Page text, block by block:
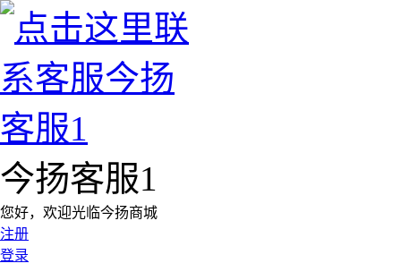
今扬客服1
您好，欢迎光临今扬商城
注册
登录